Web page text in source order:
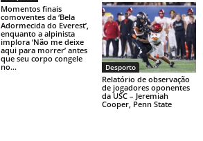
Momentos finais
comoventes da ‘Bela
Adormecida do Everest’,
enquanto a alpinista
implora ‘Não me deixe
aqui para morrer’ antes
que seu corpo congele
no...
Desporto
Relatório de observação
de jogadores oponentes
da USC – Jeremiah
Cooper, Penn State